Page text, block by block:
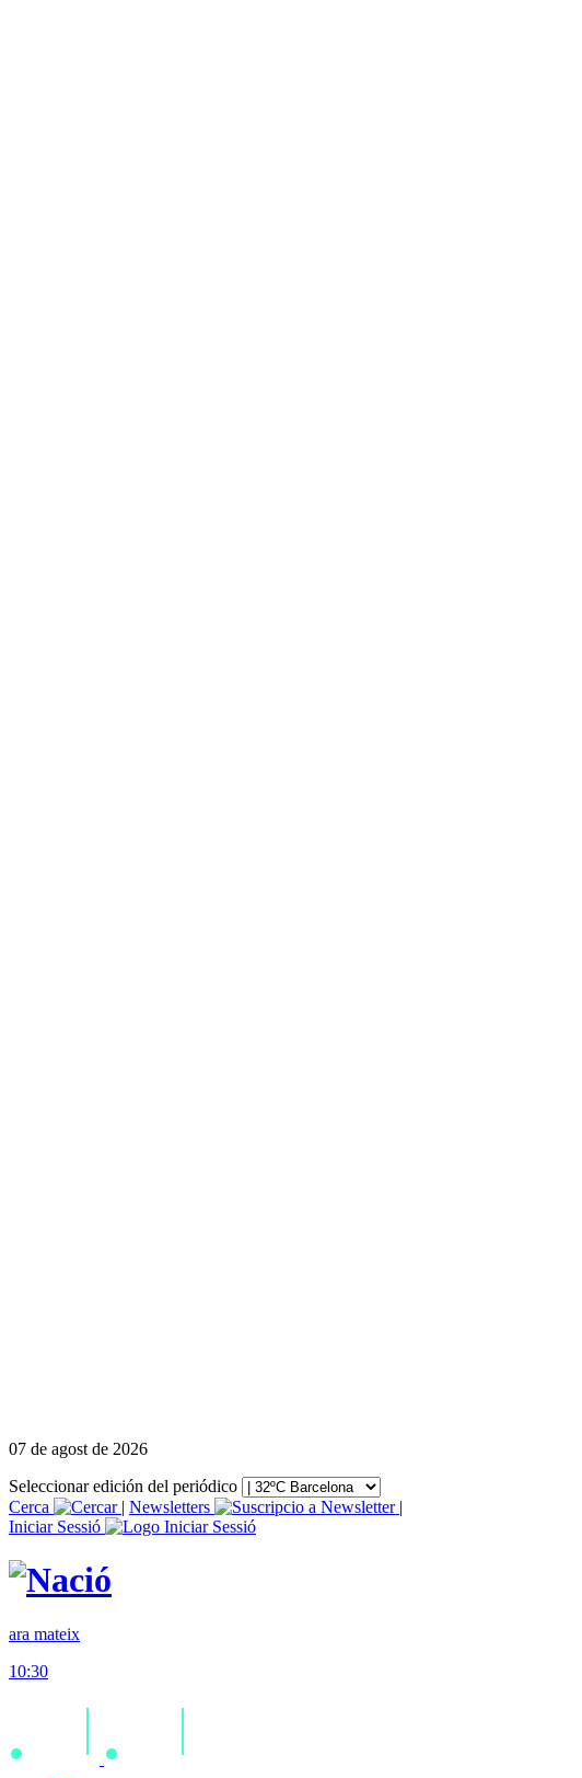
07 de agost de 2026
Seleccionar edición del periódico
Cerca
| Newsletters
|
Iniciar Sessió
ara mateix
10:30